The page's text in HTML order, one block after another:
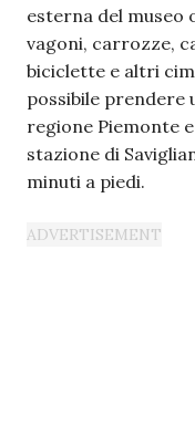
esterna del museo
vagoni, carrozze,
biciclette e altri
possibile prendere
regione Piemonte
stazione di
minuti a piedi.